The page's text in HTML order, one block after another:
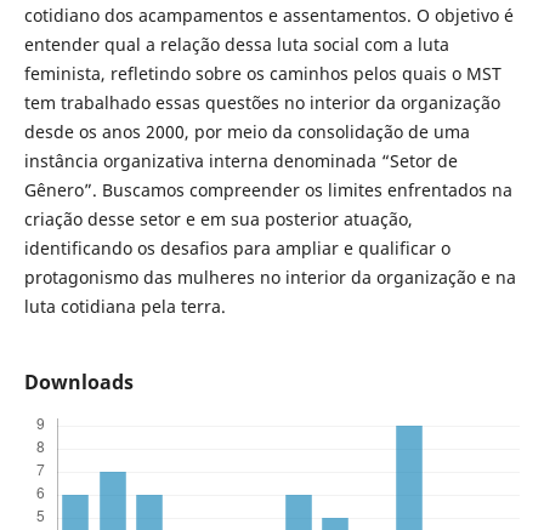
cotidiano dos acampamentos e assentamentos. O objetivo é
entender qual a relação dessa luta social com a luta
feminista, refletindo sobre os caminhos pelos quais o MST
tem trabalhado essas questões no interior da organização
desde os anos 2000, por meio da consolidação de uma
instância organizativa interna denominada “Setor de
Gênero”. Buscamos compreender os limites enfrentados na
criação desse setor e em sua posterior atuação,
identificando os desafios para ampliar e qualificar o
protagonismo das mulheres no interior da organização e na
luta cotidiana pela terra.
Downloads